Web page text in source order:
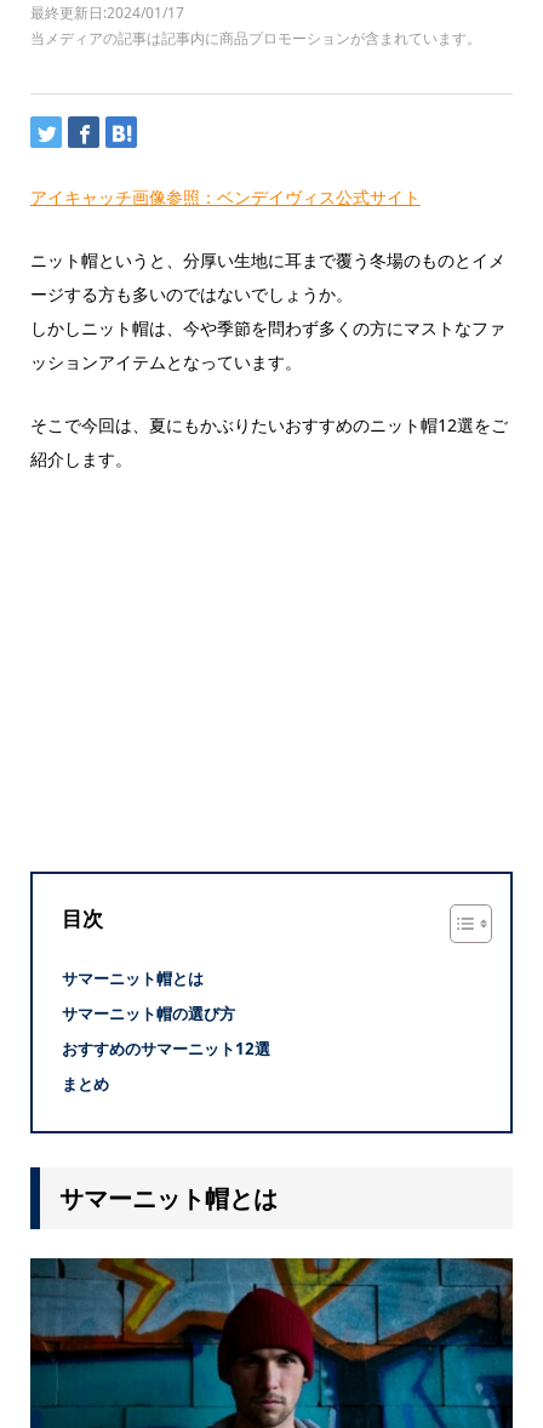
最終更新日:2024/01/17
当メディアの記事は記事内に商品プロモーションが含まれています。
アイキャッチ画像参照：ベンデイヴィス公式サイト
ニット帽というと、分厚い生地に耳まで覆う冬場のものとイメ
ージする方も多いのではないでしょうか。
しかしニット帽は、今や季節を問わず多くの方にマストなファ
ッションアイテムとなっています。
そこで今回は、夏にもかぶりたいおすすめのニット帽12選をご
紹介します。
目次
サマーニット帽とは
サマーニット帽の選び方
おすすめのサマーニット12選
まとめ
サマーニット帽とは